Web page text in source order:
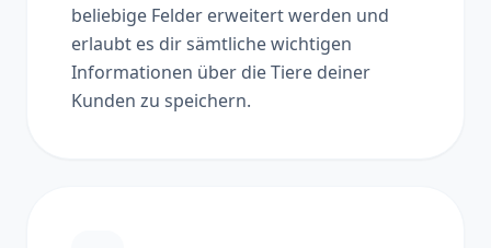
beliebige Felder erweitert werden und
erlaubt es dir sämtliche wichtigen
Informationen über die Tiere deiner
Kunden zu speichern.